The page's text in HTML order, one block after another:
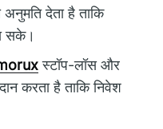
देता है ताकि
सके।
स्टॉप-लॉस और
करता है ताकि निवेश